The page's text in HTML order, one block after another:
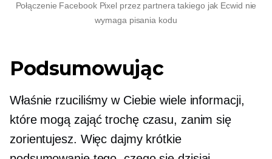
Połączenie Facebook Pixel przez partnera takiego jak Ecwid nie
wymaga pisania kodu
Podsumowując
Właśnie rzuciliśmy w Ciebie wiele informacji,
które mogą zająć trochę czasu, zanim się
zorientujesz. Więc dajmy krótkie